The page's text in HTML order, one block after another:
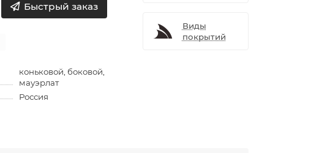
Быстрый заказ
коньковой, боковой,
мауэрлат
Россия
Виды
покрытий